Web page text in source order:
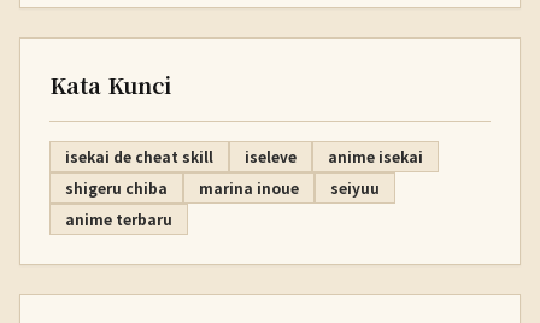
Kata Kunci
isekai de cheat skill iseleve
anime isekai
shigeru chiba
marina inoue
seiyuu
anime terbaru